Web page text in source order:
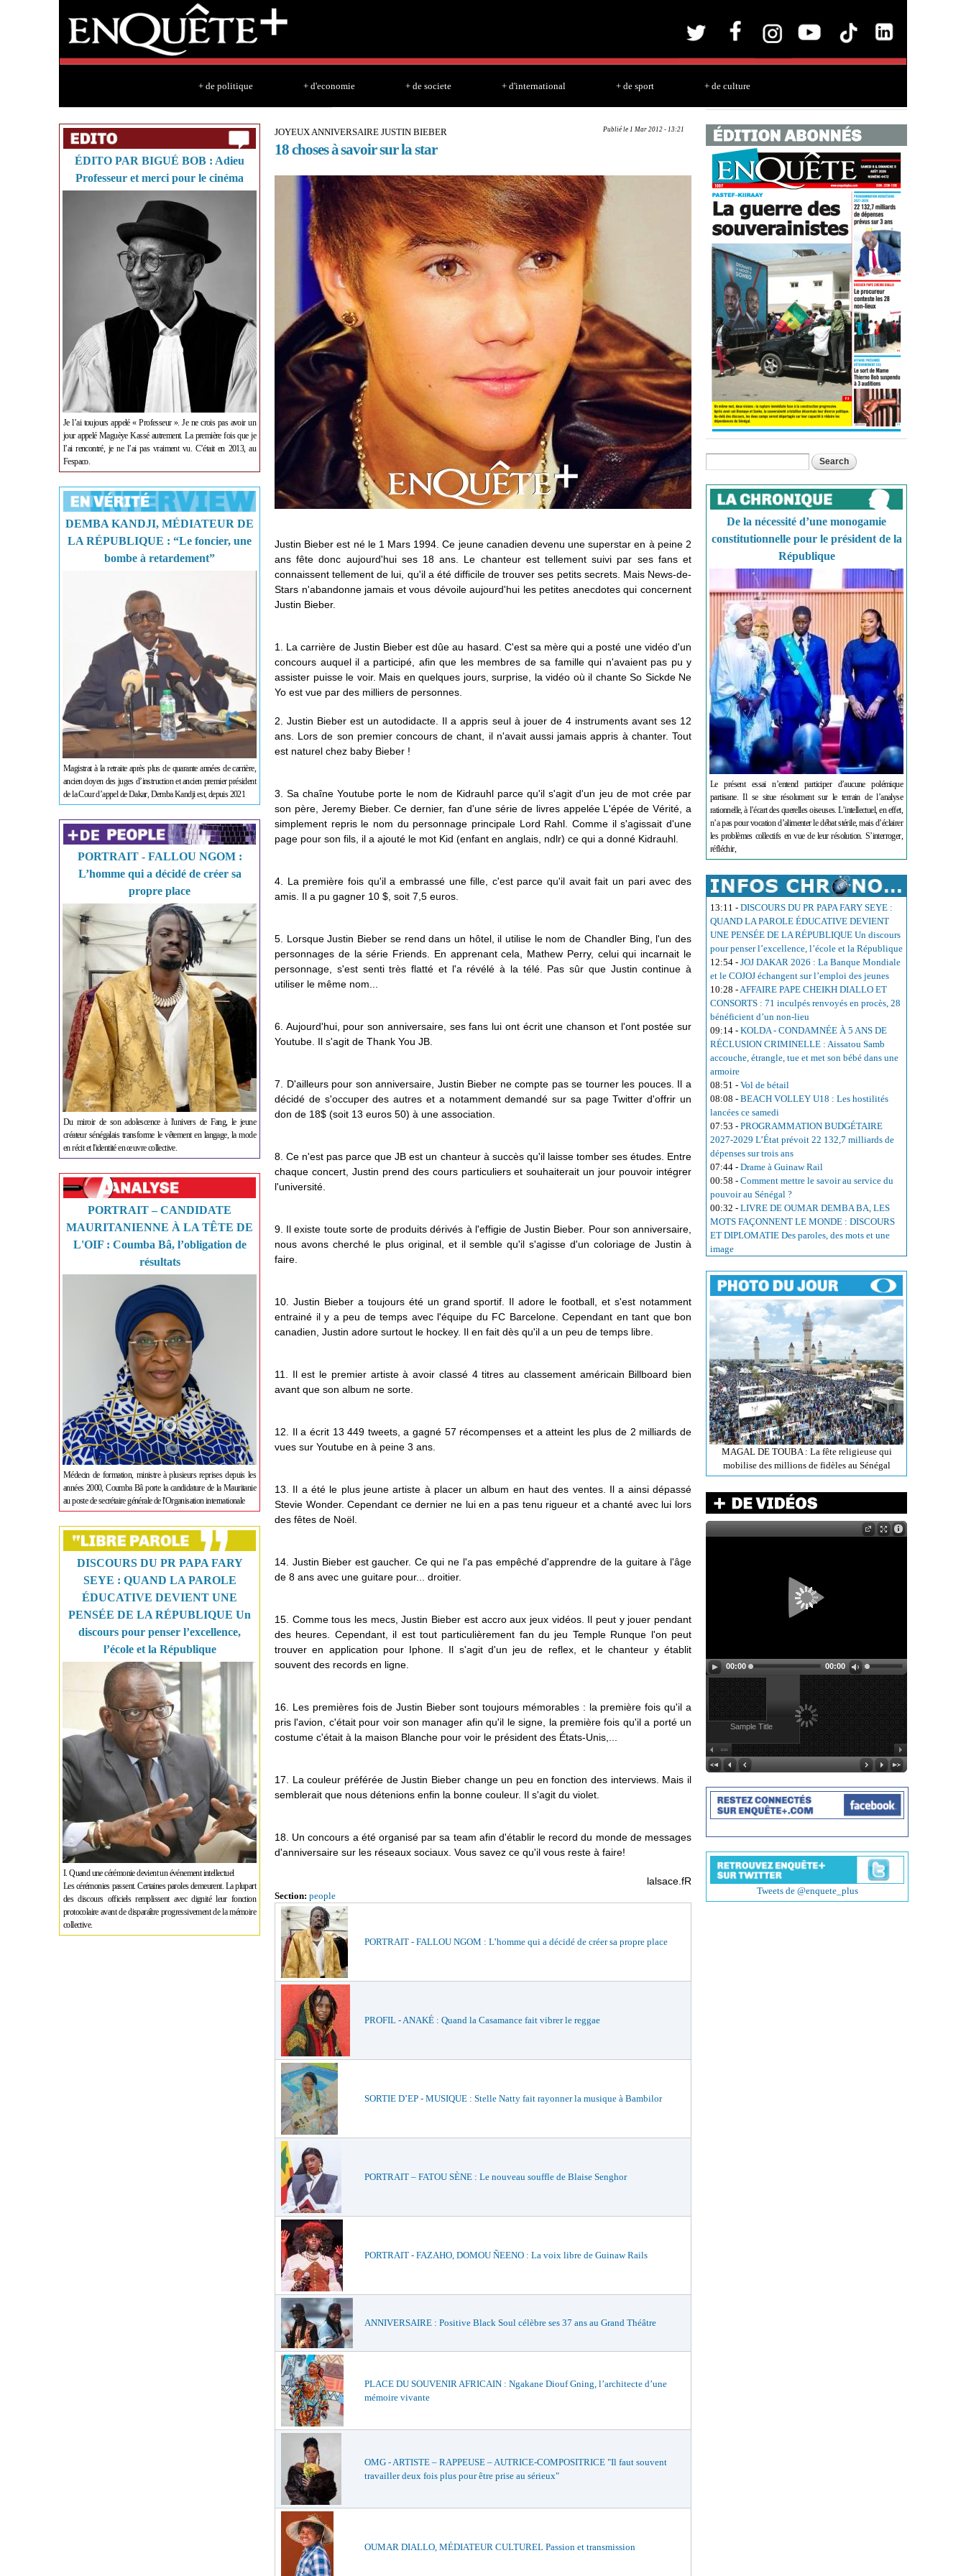
+ de politique + d'economie + de societe + d'international + de sport + de culture
ÉDITO PAR BIGUÉ BOB : Adieu
Professeur et merci pour le cinéma
Je l’ai toujours appelé « Professeur ». Je ne crois pas avoir un
jour appelé Maguèye Kassé autrement. La première fois que je
l’ai rencontré, je ne l’ai pas vraiment vu. C’était en 2013, au
Fespaco.
DEMBA KANDJI, MÉDIATEUR DE
LA RÉPUBLIQUE : “Le foncier, une
bombe à retardement”
Magistrat à la retraite après plus de quarante années de carrière,
ancien doyen des juges d’instruction et ancien premier président
de la Cour d’appel de Dakar, Demba Kandji est, depuis 2021
PORTRAIT - FALLOU NGOM :
L’homme qui a décidé de créer sa
propre place
Du miroir de son adolescence à l'univers de Fang, le jeune
créateur sénégalais transforme le vêtement en langage, la mode
en récit et l'identité en œuvre collective.
PORTRAIT – CANDIDATE
MAURITANIENNE À LA TÊTE DE
L'OIF : Coumba Bâ, l’obligation de
résultats
Médecin de formation, ministre à plusieurs reprises depuis les
années 2000, Coumba Bâ porte la candidature de la Mauritanie
au poste de secrétaire générale de l'Organisation internationale
DISCOURS DU PR PAPA FARY
SEYE : QUAND LA PAROLE
ÉDUCATIVE DEVIENT UNE
PENSÉE DE LA RÉPUBLIQUE Un
discours pour penser l’excellence,
l’école et la République
I. Quand une cérémonie devient un événement intellectuel
Les cérémonies passent. Certaines paroles demeurent. La plupart
des discours officiels remplissent avec dignité leur fonction
protocolaire avant de disparaître progressivement de la mémoire
collective.
Publié le 1 Mar 2012 - 13:21
JOYEUX ANNIVERSAIRE JUSTIN BIEBER
18 choses à savoir sur la star
Justin Bieber est né le 1 Mars 1994. Ce jeune canadien devenu une superstar en à peine 2
ans fête donc aujourd'hui ses 18 ans. Le chanteur est tellement suivi par ses fans et
connaissent tellement de lui, qu'il a été difficile de trouver ses petits secrets. Mais News-de-
Stars n'abandonne jamais et vous dévoile aujourd'hui les petites anecdotes qui concernent
Justin Bieber.
1. La carrière de Justin Bieber est dûe au hasard. C'est sa mère qui a posté une vidéo d'un
concours auquel il a participé, afin que les membres de sa famille qui n'avaient pas pu y
assister puisse le voir. Mais en quelques jours, surprise, la vidéo où il chante So Sickde Ne
Yo est vue par des milliers de personnes.
2. Justin Bieber est un autodidacte. Il a appris seul à jouer de 4 instruments avant ses 12
ans. Lors de son premier concours de chant, il n'avait aussi jamais appris à chanter. Tout
est naturel chez baby Bieber !
3. Sa chaîne Youtube porte le nom de Kidrauhl parce qu'il s'agit d'un jeu de mot crée par
son père, Jeremy Bieber. Ce dernier, fan d'une série de livres appelée L'épée de Vérité, a
simplement repris le nom du personnage principale Lord Rahl. Comme il s'agissait d'une
page pour son fils, il a ajouté le mot Kid (enfant en anglais, ndlr) ce qui a donné Kidrauhl.
4. La première fois qu'il a embrassé une fille, c'est parce qu'il avait fait un pari avec des
amis. Il a pu gagner 10 $, soit 7,5 euros.
5. Lorsque Justin Bieber se rend dans un hôtel, il utilise le nom de Chandler Bing, l'un des
personnages de la série Friends. En apprenant cela, Mathew Perry, celui qui incarnait le
personnage, s'est senti très flatté et l'a révélé à la télé. Pas sûr que Justin continue à
utiliser le même nom...
6. Aujourd'hui, pour son anniversaire, ses fans lui ont écrit une chanson et l'ont postée sur
Youtube. Il s'agit de Thank You JB.
7. D'ailleurs pour son anniversaire, Justin Bieber ne compte pas se tourner les pouces. Il a
décidé de s'occuper des autres et a notamment demandé sur sa page Twitter d'offrir un
don de 18$ (soit 13 euros 50) à une association.
8. Ce n'est pas parce que JB est un chanteur à succès qu'il laisse tomber ses études. Entre
chaque concert, Justin prend des cours particuliers et souhaiterait un jour pouvoir intégrer
l'université.
9. Il existe toute sorte de produits dérivés à l'effigie de Justin Bieber. Pour son anniversaire,
nous avons cherché le plus original, et il semble qu'il s'agisse d'un coloriage de Justin à
faire.
10. Justin Bieber a toujours été un grand sportif. Il adore le football, et s'est notamment
entrainé il y a peu de temps avec l'équipe du FC Barcelone. Cependant en tant que bon
canadien, Justin adore surtout le hockey. Il en fait dès qu'il a un peu de temps libre.
11. Il est le premier artiste à avoir classé 4 titres au classement américain Billboard bien
avant que son album ne sorte.
12. Il a écrit 13 449 tweets, a gagné 57 récompenses et a atteint les plus de 2 milliards de
vues sur Youtube en à peine 3 ans.
13. Il a été le plus jeune artiste à placer un album en haut des ventes. Il a ainsi dépassé
Stevie Wonder. Cependant ce dernier ne lui en a pas tenu rigueur et a chanté avec lui lors
des fêtes de Noël.
14. Justin Bieber est gaucher. Ce qui ne l'a pas empêché d'apprendre de la guitare à l'âge
de 8 ans avec une guitare pour... droitier.
15. Comme tous les mecs, Justin Bieber est accro aux jeux vidéos. Il peut y jouer pendant
des heures. Cependant, il est tout particulièrement fan du jeu Temple Runque l'on peut
trouver en application pour Iphone. Il s'agit d'un jeu de reflex, et le chanteur y établit
souvent des records en ligne.
16. Les premières fois de Justin Bieber sont toujours mémorables : la première fois qu'il a
pris l'avion, c'était pour voir son manager afin qu'il le signe, la première fois qu'il a porté un
costume c'était à la maison Blanche pour voir le président des États-Unis,...
17. La couleur préférée de Justin Bieber change un peu en fonction des interviews. Mais il
semblerait que nous détenions enfin la bonne couleur. Il s'agit du violet.
18. Un concours a été organisé par sa team afin d'établir le record du monde de messages
d'anniversaire sur les réseaux sociaux. Vous savez ce qu'il vous reste à faire!
lalsace.fR
Section: people
PORTRAIT - FALLOU NGOM : L’homme qui a décidé de créer sa propre place
PROFIL - ANAKÉ : Quand la Casamance fait vibrer le reggae
SORTIE D’EP - MUSIQUE : Stelle Natty fait rayonner la musique à Bambilor
PORTRAIT – FATOU SÈNE : Le nouveau souffle de Blaise Senghor
PORTRAIT - FAZAHO, DOMOU ÑEENO : La voix libre de Guinaw Rails
ANNIVERSAIRE : Positive Black Soul célèbre ses 37 ans au Grand Théâtre
PLACE DU SOUVENIR AFRICAIN : Ngakane Diouf Gning, l’architecte d’une
mémoire vivante
OMG - ARTISTE – RAPPEUSE – AUTRICE-COMPOSITRICE "Il faut souvent
travailler deux fois plus pour être prise au sérieux"
OUMAR DIALLO, MÉDIATEUR CULTUREL Passion et transmission
Search form
De la nécessité d’une monogamie
constitutionnelle pour le président de la
République
Le présent essai n’entend participer d’aucune polémique
partisane. Il se situe résolument sur le terrain de l’analyse
rationnelle, à l’écart des querelles oiseuses. L’intellectuel, en effet,
n’a pas pour vocation d’alimenter le débat stérile, mais d’éclairer
les problèmes collectifs en vue de leur résolution. S’interroger,
réfléchir,
13:11 - DISCOURS DU PR PAPA FARY SEYE :
QUAND LA PAROLE ÉDUCATIVE DEVIENT
UNE PENSÉE DE LA RÉPUBLIQUE Un discours
pour penser l’excellence, l’école et la République
12:54 - JOJ DAKAR 2026 : La Banque Mondiale
et le COJOJ échangent sur l’emploi des jeunes
10:28 -AFFAIRE PAPE CHEIKH DIALLO ET
CONSORTS : 71 inculpés renvoyés en procès, 28
bénéficient d’un non-lieu
09:14 - KOLDA - CONDAMNÉE À 5 ANS DE
RÉCLUSION CRIMINELLE : Aissatou Samb
accouche, étrangle, tue et met son bébé dans une
armoire
08:51 - Vol de bétail
08:08 - BEACH VOLLEY U18 : Les hostilités
lancées ce samedi
07:53 - PROGRAMMATION BUDGÉTAIRE
2027-2029 L’État prévoit 22 132,7 milliards de
dépenses sur trois ans
07:44 - Drame à Guinaw Rail
00:58 - Comment mettre le savoir au service du
pouvoir au Sénégal ?
00:32 - LIVRE DE OUMAR DEMBA BA, LES
MOTS FAÇONNENT LE MONDE : DISCOURS
ET DIPLOMATIE Des paroles, des mots et une
image
MAGAL DE TOUBA : La fête religieuse qui
mobilise des millions de fidèles au Sénégal
00:00 00:00
Sample Title
Tweets de @enquete_plus